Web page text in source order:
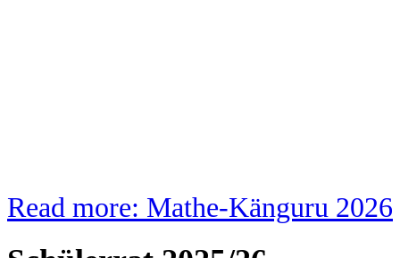
Read more: Mathe-Känguru 2026